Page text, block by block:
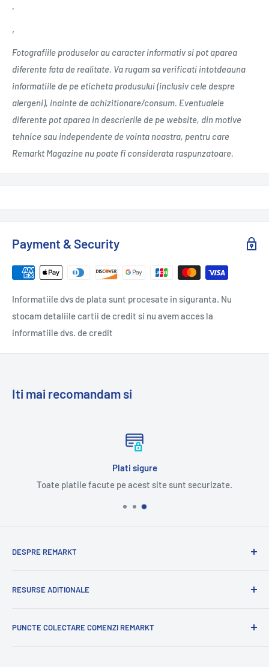
‚
‚
Fotografiile produselor au caracter informativ si pot aparea
diferente fata de realitate. Va rugam sa verificati intotdeauna
informatiile de pe eticheta produsului (inclusiv cele despre
alergeni), inainte de achizitionare/consum. Eventualele
diferente pot aparea in descrierile de pe website, din motive
tehnice sau independente de vointa noastra, pentru care
Remarkt Magazine nu poate fi considerata raspunzatoare.
Payment & Security
Informatiile dvs de plata sunt procesate in siguranta. Nu
stocam detaliile cartii de credit si nu avem acces la
informatiile dvs. de credit
Iti mai recomandam si
Plati sigure
Toate platile facute pe acest site sunt securizate.
DESPRE REMARKT
internationala.
romanesti.
RESURSE ADITIONALE
Contacteaza-ne
PUNCTE COLECTARE COMENZI REMARKT